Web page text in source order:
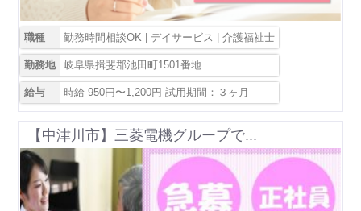
職種 勤務時間相談OK | デイサービス | 介護福祉士
勤務地 岐阜県揖斐郡池田町1501番地
給与 時給 950円〜1,200円 試用期間：３ヶ月
【中津川市】三菱電機グループで...